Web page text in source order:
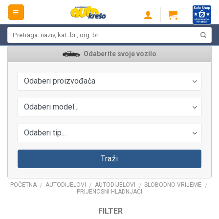
Skip
content
Odaberite svoje vozilo
Odaberi proizvođača
Odaberi model...
Odaberi tip...
Traži
POČETNA / AUTODIJELOVI / AUTODIJELOVI / SLOBODNO VRIJEME /
PRIJENOSNI HLADNJACI
FILTER